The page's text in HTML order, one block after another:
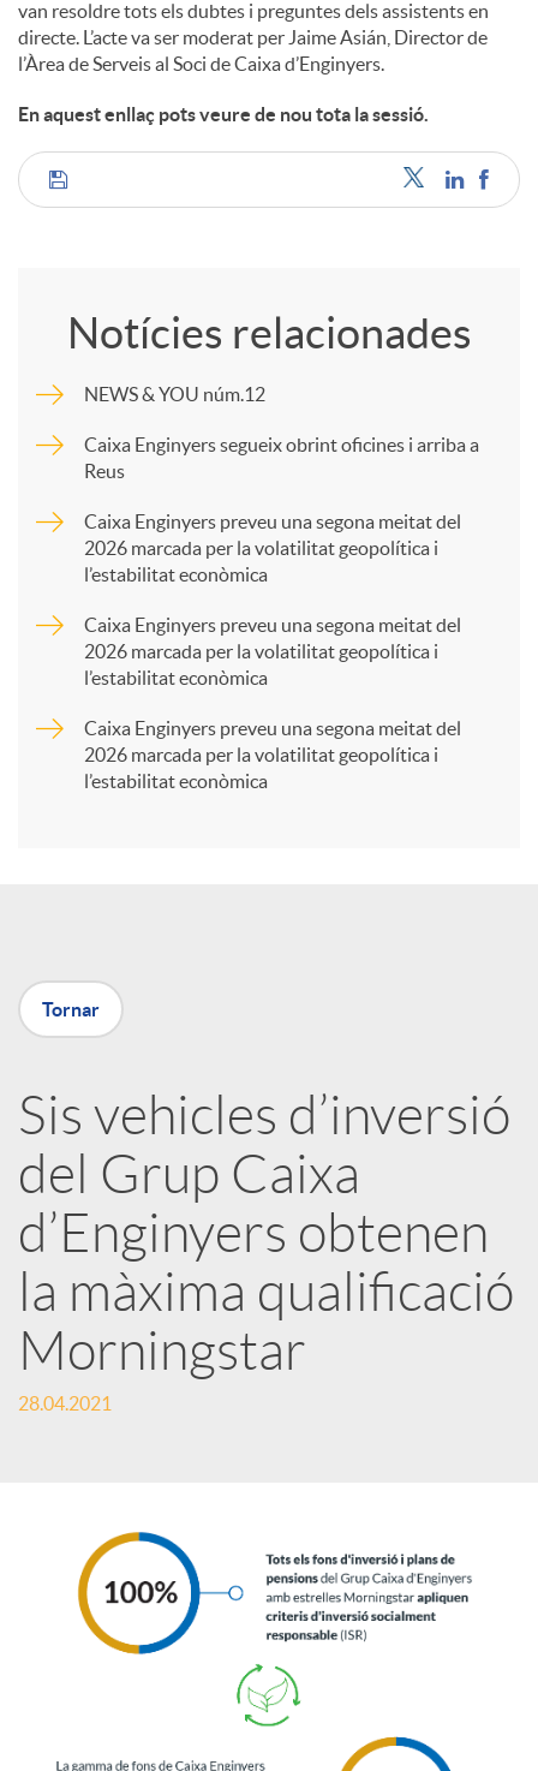
van resoldre tots els dubtes i preguntes dels assistents en
directe. L’acte va ser moderat per Jaime Asián, Director de
l’Àrea de Serveis al Soci de Caixa d’Enginyers.
En aquest enllaç pots veure de nou tota la sessió.
C
p
a
X
r
x
e
s
Notícies relacionades
NEWS & YOU núm.12
Caixa Enginyers segueix obrint oficines i arriba a
Reus
Caixa Enginyers preveu una segona meitat del
2026 marcada per la volatilitat geopolítica i
l’estabilitat econòmica
Caixa Enginyers preveu una segona meitat del
2026 marcada per la volatilitat geopolítica i
l’estabilitat econòmica
Caixa Enginyers preveu una segona meitat del
2026 marcada per la volatilitat geopolítica i
l’estabilitat econòmica
Tornar
Sis vehicles d’inversió
del Grup Caixa
d’Enginyers obtenen
la màxima qualificació
Morningstar
28.04.2021